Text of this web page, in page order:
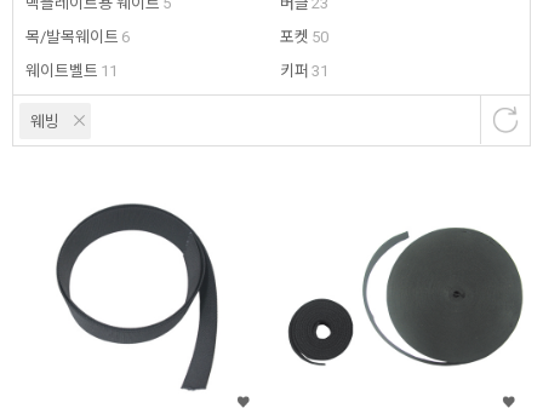
목/발목웨이트 6
웨이트벨트 11
포켓 50
키퍼 31
웨빙